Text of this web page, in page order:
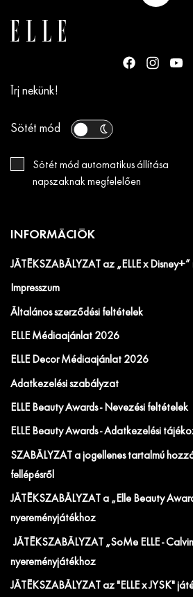
Írj nekünk!
Sötét mód
Sötét mód automatikus állítása
napszaknak megfelelően
INFORMÁCIÓK
JÁTÉKSZABÁLYZAT az „ELLE x
Impresszum
Általános szerződési feltételek
ELLE Médiaajánlat 2026
ELLE Decor Médiaajánlat 2026
Adatkezelési szabályzat
ELLE Beauty Awards - Nevezési feltételek
ELLE Beauty Awards - Adatkezelési
SZABÁLYZAT a jogellenes tartalmú
fellépésről
JÁTÉKSZABÁLYZAT a „Elle Beauty
nyereményjátékhoz
JÁTÉKSZABÁLYZAT „SoMe ELLE -
nyereményjátékhoz
JÁTÉKSZABÁLYZAT az "ELLE x JYSK"